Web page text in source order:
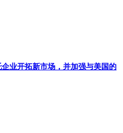
业开拓新市场，并加强与美国的